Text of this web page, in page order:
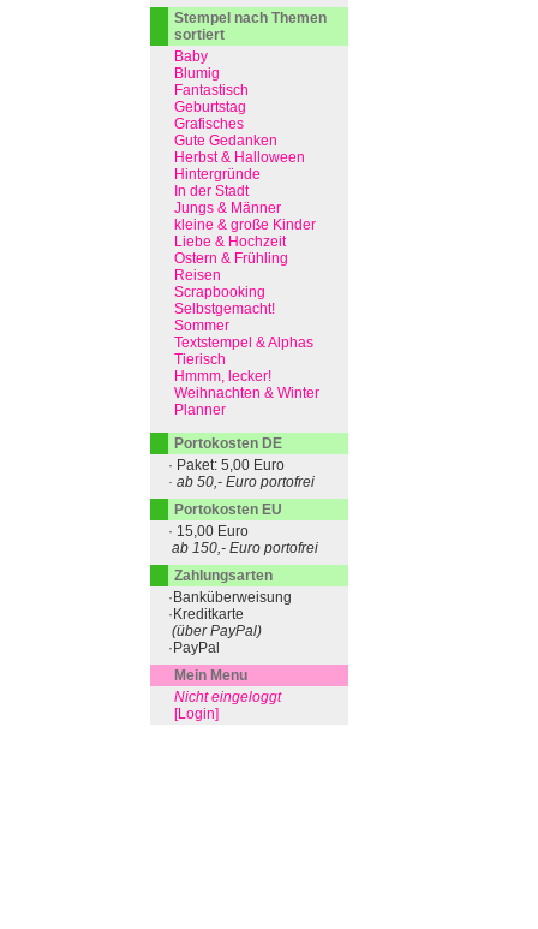
Stempel nach Themen
sortiert
Baby
Blumig
Fantastisch
Geburtstag
Grafisches
Gute Gedanken
Herbst & Halloween
Hintergründe
In der Stadt
Jungs & Männer
kleine & große Kinder
Liebe & Hochzeit
Ostern & Frühling
Reisen
Scrapbooking
Selbstgemacht!
Sommer
Textstempel & Alphas
Tierisch
Hmmm, lecker!
Weihnachten & Winter
Planner
Portokosten DE
· Paket: 5,00 Euro
· ab 50,- Euro portofrei
Portokosten EU
· 15,00 Euro
ab 150,- Euro portofrei
Zahlungsarten
·Banküberweisung
·Kreditkarte
(über PayPal)
·PayPal
Mein Menu
Nicht eingeloggt
[Login]